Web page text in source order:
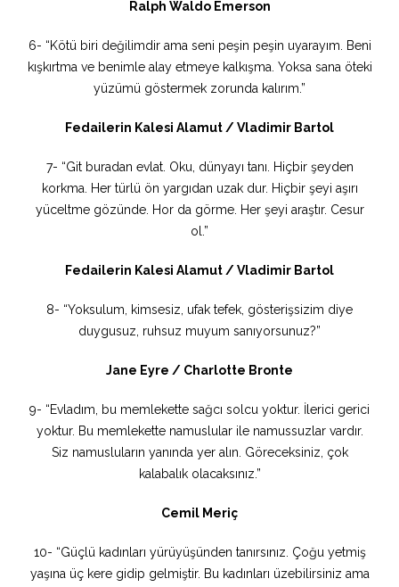
Ralph Waldo Emerson
6- “Kötü biri değilimdir ama seni peşin peşin uyarayım. Beni
kışkırtma ve benimle alay etmeye kalkışma. Yoksa sana öteki
yüzümü göstermek zorunda kalırım.”
Fedailerin Kalesi Alamut / Vladimir Bartol
7- “Git buradan evlat. Oku, dünyayı tanı. Hiçbir şeyden
korkma. Her türlü ön yargıdan uzak dur. Hiçbir şeyi aşırı
yüceltme gözünde. Hor da görme. Her şeyi araştır. Cesur
ol.”
Fedailerin Kalesi Alamut / Vladimir Bartol
8- “Yoksulum, kimsesiz, ufak tefek, gösterişsizim diye
duygusuz, ruhsuz muyum sanıyorsunuz?”
Jane Eyre / Charlotte Bronte
9- “Evladım, bu memlekette sağcı solcu yoktur. İlerici gerici
yoktur. Bu memlekette namuslular ile namussuzlar vardır.
Siz namusluların yanında yer alın. Göreceksiniz, çok
kalabalık olacaksınız.”
Cemil Meriç
10- “Güçlü kadınları yürüyüşünden tanırsınız. Çoğu yetmiş
yaşına üç kere gidip gelmiştir. Bu kadınları üzebilirsiniz ama